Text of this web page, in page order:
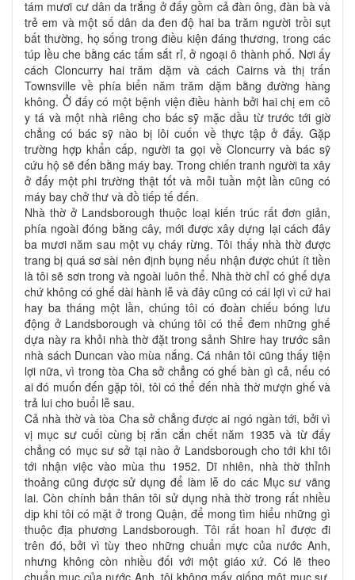
tám mươi cư dân da trắng ở đấy gồm cả đàn ông, đàn bà và
trẻ em và một số dân da đen độ hai ba trăm người trồi sụt
bất thường, họ sống trong điều kiện đáng thương, trong các
túp lều che bằng các tấm sắt rỉ, ở ngoại ô thành phố. Nơi ấy
cách Cloncurry hai trăm dặm và cách Cairns và thị trấn
Townsville về phía biển năm trăm dặm bằng đường hàng
không. Ở đấy có một bệnh viện điều hành bởi hai chị em cô
y tá và một nhà riêng cho bác sỹ mặc dầu từ trước tới giờ
chẳng có bác sỹ nào bị lôi cuốn về thực tập ở đấy. Gặp
trường hợp khẩn cấp, người ta gọi về Cloncurry và bác sỹ
cứu hộ sẽ đến bằng máy bay. Trong chiến tranh người ta xây
ở đấy một phi trường thật tốt và mỗi tuần một lần cũng có
máy bay chở thư và đồ tiếp tế đến.
Nhà thờ ở Landsborough thuộc loại kiến trúc rất đơn giản,
phía ngoài đóng bằng cây, mới được xây dựng lại cách đây
ba mươi năm sau một vụ cháy rừng. Tôi thấy nhà thờ được
trang bị quá sơ sài nên định bụng nếu nhận được chút ít tiền
là tôi sẽ sơn trong và ngoài luôn thể. Nhà thờ chỉ có ghế dựa
chứ không có ghế dài hành lễ và đây cũng có cái lợi vì cứ hai
hay ba tháng một lần, chúng tôi có đoàn chiếu bóng lưu
động ở Landsborough và chúng tôi có thể đem những ghế
dựa này ra khỏi nhà thờ đặt trong sảnh Shire hay trước sân
nhà sách Duncan vào mùa nắng. Cá nhân tôi cũng thấy tiện
lợi nữa, vì trong tòa Cha sở chẳng có ghế bàn gì cả, nếu có
ai đó muốn đến gặp tôi, tôi có thể đến nhà thờ mượn ghế và
trả lui cho buổi lễ sau.
Cả nhà thờ và tòa Cha sở chẳng được ai ngó ngàn tới, bởi vì
vị mục sư cuối cùng bị rắn cắn chết năm 1935 và từ đấy
chẳng có mục sư sở tại nào ở Landsborough cho tới khi tôi
tới nhận việc vào mùa thu 1952. Dĩ nhiên, nhà thờ thỉnh
thoảng cũng được sử dụng để làm lễ do các Mục sư vãng
lai. Còn chính bản thân tôi sử dụng nhà thờ trong rất nhiều
dịp khi tôi có mặt ở trong Quận, để mong tìm hiểu những gì
thuộc địa phương Landsborough. Tôi rất hoan hỉ được đi
trên đó, bởi vì tùy theo những chuẩn mực của nước Anh,
nhưng không còn nhiều đối với một giáo xứ. Có lẽ theo
chuẩn mục của nước Anh, tôi không mấy giống một mục sư.